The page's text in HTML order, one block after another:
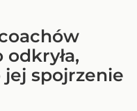
odkryła,
jej spojrzenie